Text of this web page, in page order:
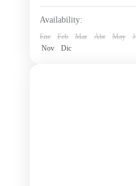
1 Person
Availability:
Ene Feb Mar Abr May
Nov
Dic